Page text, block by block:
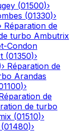
(01500)›
(01330)›
Réparation de
turbo Ambutrix
Condon
(01350)›
› Réparation de
Arandas
)›
de
de turbo
(01510)›
(01480)›